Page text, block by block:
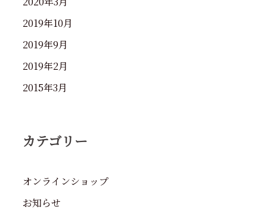
2019年10月
2019年9月
2019年2月
2015年3月
カテゴリー
オンラインショップ
お知らせ